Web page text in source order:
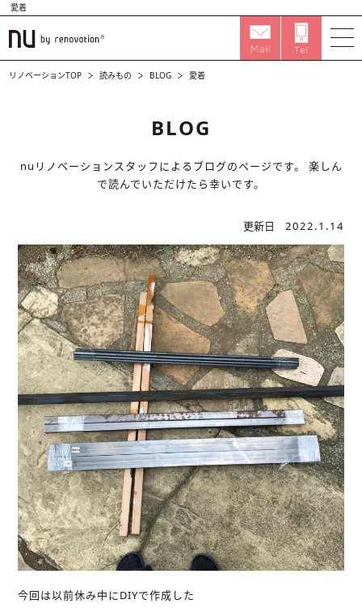
愛着
リノベーションTOP 読みもの BLOG 愛着
BLOG
nuリノベーションスタッフによるブログのページです。
楽しん
で読んでいただけたら幸いです。
更新日 2022.1.14
今回は以前休み中にDIYで作成した